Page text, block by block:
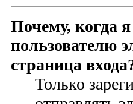
Почему, когда
пользователю
страница
Только